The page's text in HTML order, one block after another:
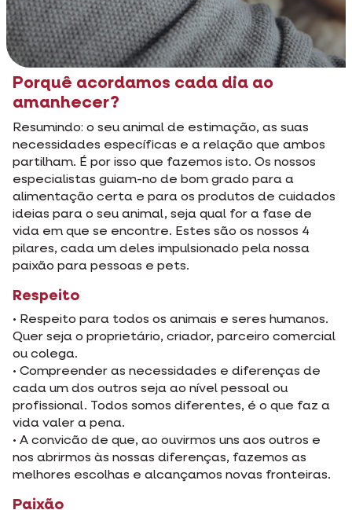
Porquê acordamos cada dia ao
amanhecer?
Resumindo: o seu animal de estimação, as suas
necessidades específicas e a relação que ambos
partilham. É por isso que fazemos isto. Os nossos
especialistas guiam-no de bom grado para a
alimentação certa e para os produtos de cuidados
ideias para o seu animal, seja qual for a fase de
vida em que se encontre. Estes são os nossos 4
pilares, cada um deles impulsionado pela nossa
paixão para pessoas e pets.
Respeito
• Respeito para todos os animais e seres humanos.
Quer seja o proprietário, criador, parceiro comercial
ou colega.
• Compreender as necessidades e diferenças de
cada um dos outros seja ao nível pessoal ou
profissional. Todos somos diferentes, é o que faz a
vida valer a pena.
• A convicão de que, ao ouvirmos uns aos outros e
nos abrirmos às nossas diferenças, fazemos as
melhores escolhas e alcançamos novas fronteiras.
Paixão